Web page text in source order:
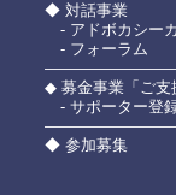
◆ 対話事業
- アドボカシー
- フォーラム
◆ 募金事業「ご支
- サポーター登
◆ 参加募集